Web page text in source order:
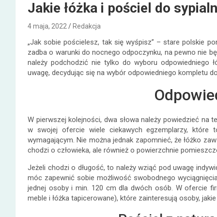
Jakie łóżka i pościel do
4 maja, 2022 Redakcja
„Jak sobie pościelesz, tak się wyśpisz” – stare polskie
zadba o warunki do nocnego odpoczynku, na pewno nie
należy podchodzić nie tylko do wyboru odpowiedniego
uwagę, decydując się na wybór odpowiedniego kompletu
W pierwszej kolejności, dwa słowa należy powiedzieć na
w swojej ofercie wiele ciekawych egzemplarzy,
wymagającym. Nie można jednak zapomnieć, że łóżko
chodzi o człowieka, ale również o powierzchnie
Jeżeli chodzi o długość, to należy wziąć pod uwagę
móc zapewnić sobie możliwość swobodnego
jednej osoby i min. 120 cm dla dwóch osób. W ofercie
meble i łóżka tapicerowane), które zainteresują osoby,